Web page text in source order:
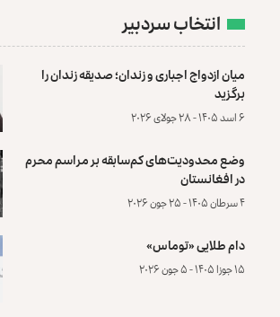
انتخاب سردبیر
میان ازدواج اجباری و زندان؛ صدیقه زندان را
برگزید
۶ اسد ۱۴۰۵ - ۲۸ جولای ۲۰۲۶
وضع محدودیت‌های کم‌سابقه بر مراسم محرم
در افغانستان
۴ سرطان ۱۴۰۵ - ۲۵ جون ۲۰۲۶
دام طلایی «توماس»
۱۵ جوزا ۱۴۰۵ - ۵ جون ۲۰۲۶